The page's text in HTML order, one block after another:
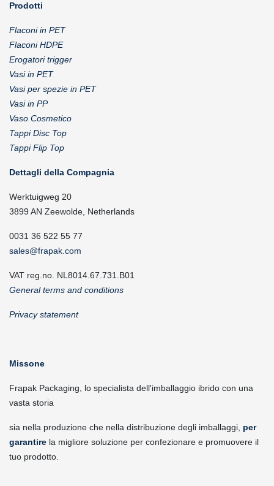
Prodotti
Flaconi in PET
Flaconi HDPE
Erogatori trigger
Vasi in PET
Vasi per spezie in PET
Vasi in PP
Vaso Cosmetico
Tappi Disc Top
Tappi Flip Top
Dettagli della Compagnia
Werktuigweg 20
3899 AN Zeewolde, Netherlands
0031 36 522 55 77
sales@frapak.com
VAT reg.no. NL8014.67.731.B01
General terms and conditions
Privacy statement
Missone
Frapak Packaging, lo specialista dell'imballaggio ibrido con una
vasta storia
sia nella produzione che nella distribuzione degli imballaggi, per
garantire la migliore soluzione per confezionare e promuovere il
tuo prodotto.